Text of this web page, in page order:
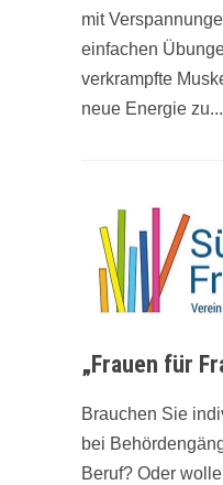
mit
einfachen
verkrampfte
neue Energie zu...
„Frauen für
Brauchen Sie
bei
Beruf? Oder